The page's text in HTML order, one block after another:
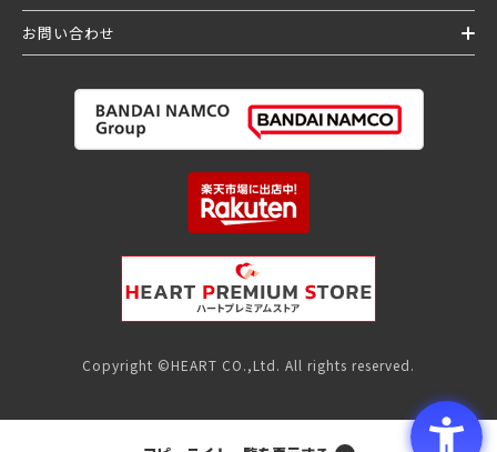
お問い合わせ
Copyright ©HEART CO.,Ltd. All rights reserved.